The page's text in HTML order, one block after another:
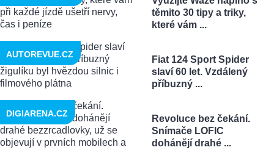
těmito 30 tipy a triky,
které vám ...
Fiat 124 Sport Spider
slaví 60 let. Vzdálený
příbuzný ...
AUTOREVUE.CZ
Revoluce bez čekání.
Snímače LOFIC
dohánějí drahé ...
DIGIARENA.CZ